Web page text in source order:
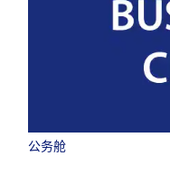
公务舱